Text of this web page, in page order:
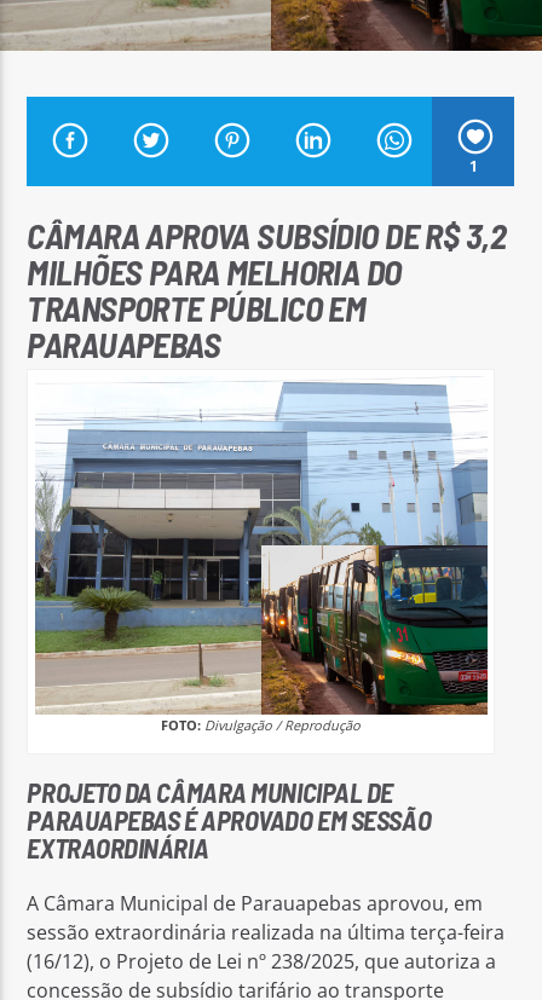
1
CÂMARA APROVA SUBSÍDIO DE R$ 3,2
MILHÕES PARA MELHORIA DO
TRANSPORTE PÚBLICO EM
PARAUAPEBAS
FOTO: Divulgação / Reprodução
PROJETO DA CÂMARA MUNICIPAL DE
PARAUAPEBAS É APROVADO EM SESSÃO
EXTRAORDINÁRIA
A Câmara Municipal de Parauapebas aprovou, em
sessão extraordinária realizada na última terça-feira
(16/12), o Projeto de Lei nº 238/2025, que autoriza a
concessão de subsídio tarifário ao transporte